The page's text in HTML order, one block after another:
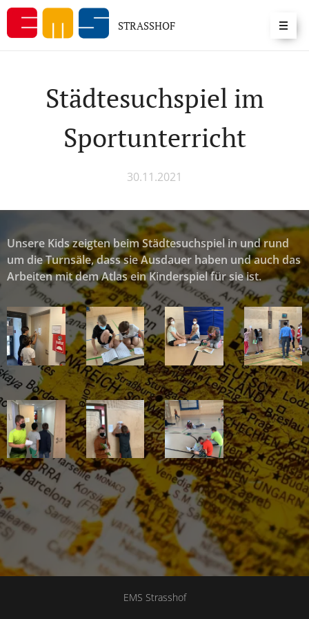
STRASSHOF
Städtesuchspiel im
Sportunterricht
30.11.2021
Unsere Kids zeigten beim Städtesuchspiel in und rund
um die Turnsäle, dass sie Ausdauer haben und auch das
Arbeiten mit dem Atlas ein Kinderspiel für sie ist.
EMS Strasshof